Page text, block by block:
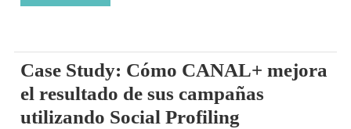
Case Study: Cómo CANAL+ mejora
el resultado de sus campañas
utilizando Social Profiling